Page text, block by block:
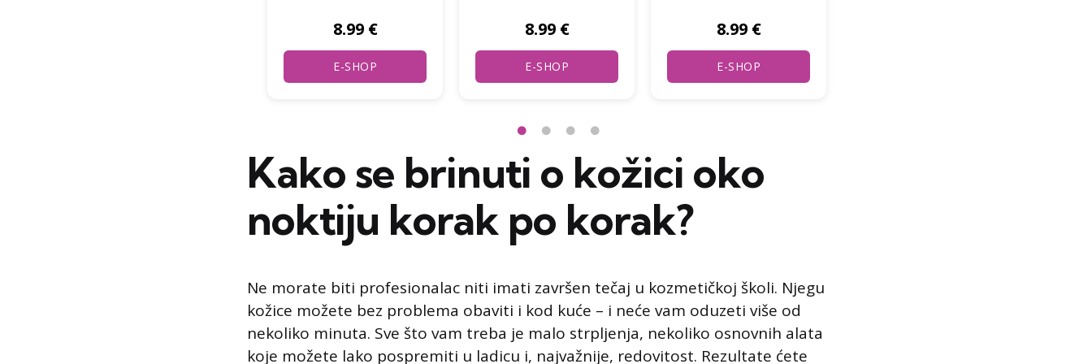
8.99 €
E-SHOP
8.99 €
E-SHOP
8.99 €
E-SHOP
Kako se brinuti o kožici oko
noktiju korak po korak?
Ne morate biti profesionalac niti imati završen tečaj u kozmetičkoj školi. Njegu
kožice možete bez problema obaviti i kod kuće – i neće vam oduzeti više od
nekoliko minuta. Sve što vam treba je malo strpljenja, nekoliko osnovnih alata
koje možete lako pospremiti u ladicu i, najvažnije, redovitost. Rezultate ćete